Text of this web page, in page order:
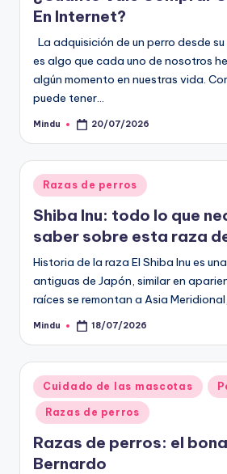
En Internet?
La adquisición de un perro desde
es algo que cada uno de nosotros
algún momento en nuestras vida.
puede tener…
Publicado
Mindu 20/07/2026
Publicado
en
Razas de perros
Shiba Inu: todo lo que
saber sobre esta raza
Historia de la raza El Shiba Inu es
antiguas de Japón, similar en
raíces se remontan a Asia
Publicado
Mindu 18/07/2026
Publicado
en
Cuidado de las mascotas
Razas de perros
Razas de perros: el
Bernardo